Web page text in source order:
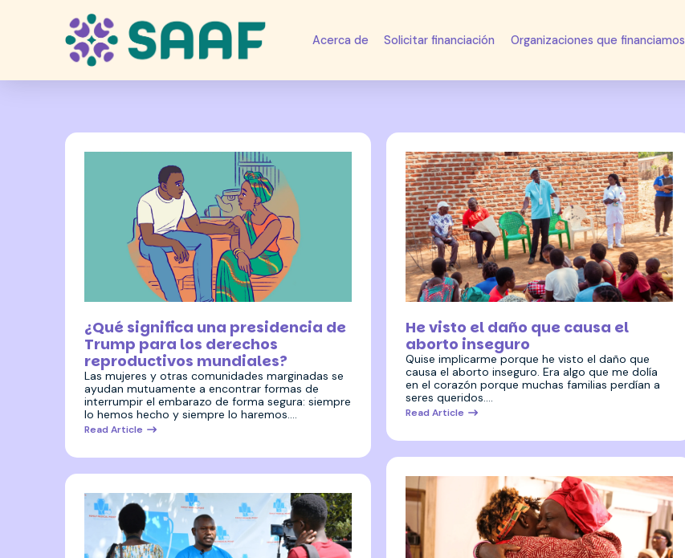
Acerca de Solicitar financiación Organizaciones que financiamos
¿Qué significa una presidencia de
Trump para los derechos
reproductivos mundiales?
Las mujeres y otras comunidades marginadas se
ayudan mutuamente a encontrar formas de
interrumpir el embarazo de forma segura: siempre
lo hemos hecho y siempre lo haremos.…
Read Article
He visto el daño que causa el
aborto inseguro
Quise implicarme porque he visto el daño que
causa el aborto inseguro. Era algo que me dolía
en el corazón porque muchas familias perdían a
seres queridos.…
Read Article